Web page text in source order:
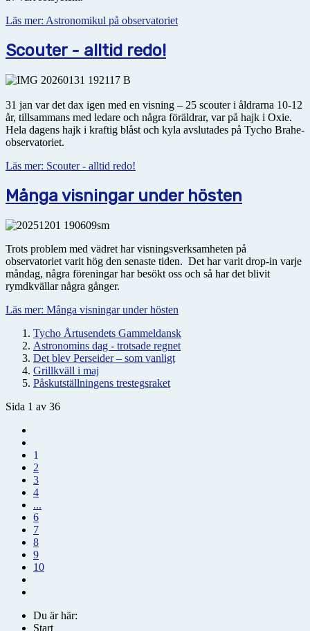
Läs mer: Astronomikul på observatoriet
Scouter - alltid redo!
31 jan var det dax igen med en visning – 25 scouter i åldrarna 10-12
år, tillsammans med ledare och några föräldrar, var på hajk i Oxie.
Hela dagens hajk i kraftig blåst och kyla avslutades på Tycho Brahe-
observatoriet.
Läs mer: Scouter - alltid redo!
Många visningar under hösten
Trots problem med vädret har visningsverksamheten på
observatoriet varit hög den senaste tiden. Det har varit drop-in varje
måndag, några föreningar har besökt oss och så har det blivit
rymdkvällar några gånger.
Läs mer: Många visningar under hösten
Tycho Årtusendets Gammeldansk
Astronomins dag - trotsade regnet
Det blev Perseider – som vanligt
Grillkväll i maj
Påskutställningens trestegsraket
Sida 1 av 36
1
2
3
4
...
6
7
8
9
10
Du är här:
Start